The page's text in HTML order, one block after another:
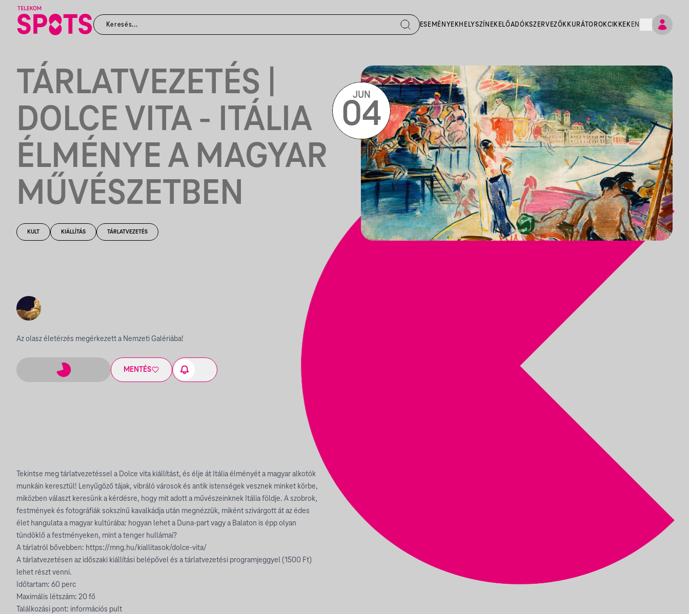
ESEMÉNYEKHELYSZÍNEK ELŐADÓKSZERVEZŐK KURÁTOROKCIKKEK EN
TÁRLATVEZETÉS |
DOLCE VITA - ITÁLIA
ÉLMÉNYE A MAGYAR
MŰVÉSZETBEN
KULT KIÁLLÍTÁS TÁRLATVEZETÉS
Az olasz életérzés megérkezett a Nemzeti Galériába!
MENTÉS
JUN
04
Tekintse meg tárlatvezetéssel a Dolce vita kiállítást, és élje át Itália élményét a magyar alkotók
munkáin keresztül! Lenyűgöző tájak, vibráló városok és antik istenségek vesznek minket körbe,
miközben választ keresünk a kérdésre, hogy mit adott a művészeinknek Itália földje. A szobrok,
festmények és fotográfiák sokszínű kavalkádja után megnézzük, miként szivárgott át az édes
élet hangulata a magyar kultúrába: hogyan lehet a Duna-part vagy a Balaton is épp olyan
tündöklő a festményeken, mint a tenger hullámai?
A tárlatról bővebben: https://mng.hu/kiallitasok/dolce-vita/
A tárlatvezetésen az időszaki kiállítási belépővel és a tárlatvezetési programjeggyel (1500 Ft)
lehet részt venni.
Időtartam: 60 perc
Maximális létszám: 20 fő
Találkozási pont: információs pult